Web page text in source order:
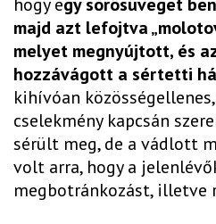
majd azt lefojtva
melyet megnyújtott, és
hozzávágott a sértetti
kihívóan
cselekmény kapcsán
sérült meg, de a vádlott
volt arra, hogy a
megbotránkozást, illetve